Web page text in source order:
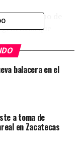
del cuerpo de
que
tiempo récord
muertos
balacera en el
a toma de
en Zacatecas